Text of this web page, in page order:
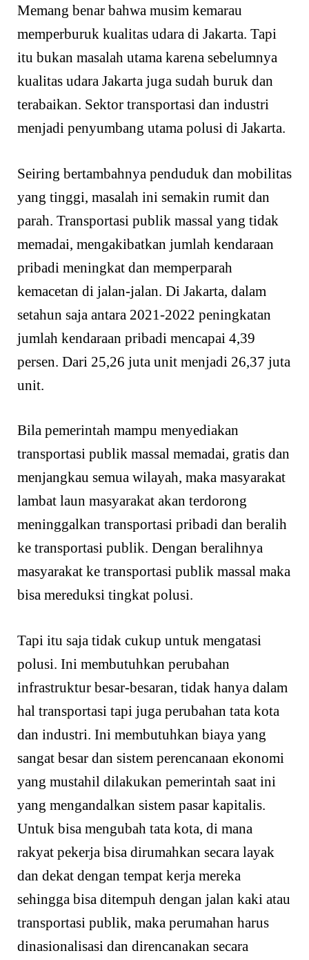
Memang benar bahwa musim kemarau
memperburuk kualitas udara di Jakarta. Tapi
itu bukan masalah utama karena sebelumnya
kualitas udara Jakarta juga sudah buruk dan
terabaikan. Sektor transportasi dan industri
menjadi penyumbang utama polusi di Jakarta.
Seiring bertambahnya penduduk dan mobilitas
yang tinggi, masalah ini semakin rumit dan
parah. Transportasi publik massal yang tidak
memadai, mengakibatkan jumlah kendaraan
pribadi meningkat dan memperparah
kemacetan di jalan-jalan. Di Jakarta, dalam
setahun saja antara 2021-2022 peningkatan
jumlah kendaraan pribadi mencapai 4,39
persen. Dari 25,26 juta unit menjadi 26,37 juta
unit.
Bila pemerintah mampu menyediakan
transportasi publik massal memadai, gratis dan
menjangkau semua wilayah, maka masyarakat
lambat laun masyarakat akan terdorong
meninggalkan transportasi pribadi dan beralih
ke transportasi publik. Dengan beralihnya
masyarakat ke transportasi publik massal maka
bisa mereduksi tingkat polusi.
Tapi itu saja tidak cukup untuk mengatasi
polusi. Ini membutuhkan perubahan
infrastruktur besar-besaran, tidak hanya dalam
hal transportasi tapi juga perubahan tata kota
dan industri. Ini membutuhkan biaya yang
sangat besar dan sistem perencanaan ekonomi
yang mustahil dilakukan pemerintah saat ini
yang mengandalkan sistem pasar kapitalis.
Untuk bisa mengubah tata kota, di mana
rakyat pekerja bisa dirumahkan secara layak
dan dekat dengan tempat kerja mereka
sehingga bisa ditempuh dengan jalan kaki atau
transportasi publik, maka perumahan harus
dinasionalisasi dan direncanakan secara